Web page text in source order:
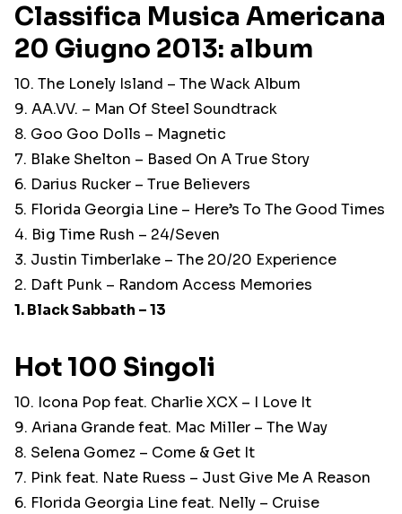
Classifica Musica Americana
20 Giugno 2013: album
10. The Lonely Island – The Wack Album
9. AA.VV. – Man Of Steel Soundtrack
8. Goo Goo Dolls – Magnetic
7. Blake Shelton – Based On A True Story
6. Darius Rucker – True Believers
5. Florida Georgia Line – Here’s To The Good Times
4. Big Time Rush – 24/Seven
3. Justin Timberlake – The 20/20 Experience
2. Daft Punk – Random Access Memories
1. Black Sabbath – 13
Hot 100 Singoli
10. Icona Pop feat. Charlie XCX – I Love It
9. Ariana Grande feat. Mac Miller – The Way
8. Selena Gomez – Come & Get It
7. Pink feat. Nate Ruess – Just Give Me A Reason
6. Florida Georgia Line feat. Nelly – Cruise